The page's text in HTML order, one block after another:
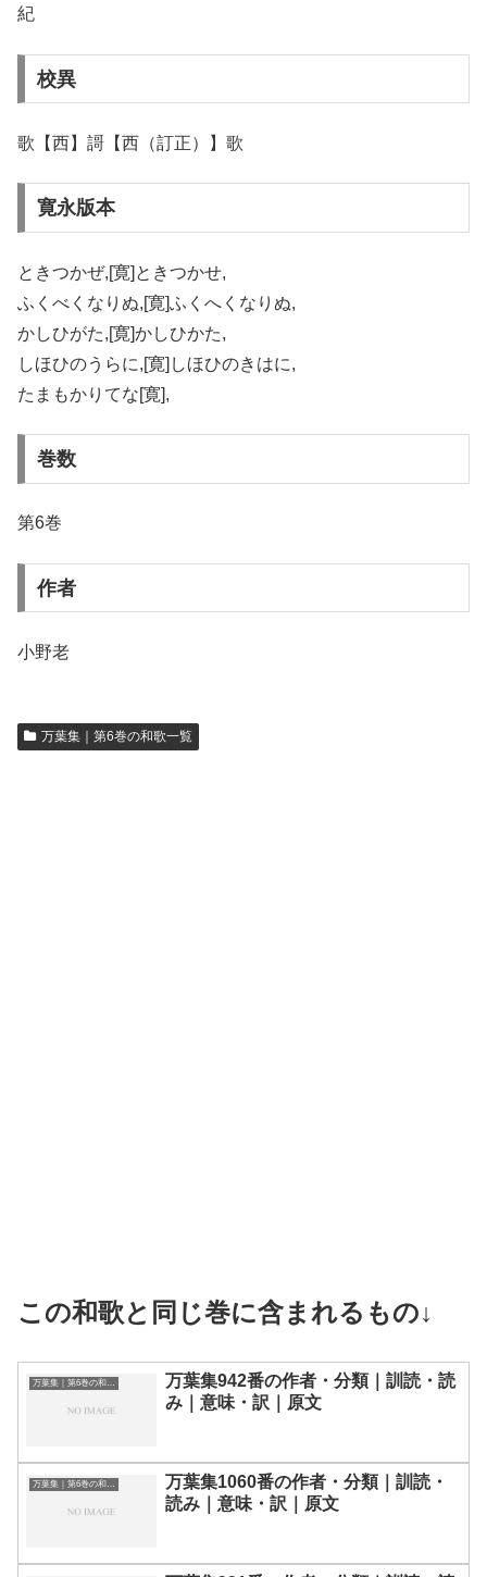
紀
校異
歌【西】謌【西（訂正）】歌
寛永版本
ときつかぜ,[寛]ときつかせ,
ふくべくなりぬ,[寛]ふくへくなりぬ,
かしひがた,[寛]かしひかた,
しほひのうらに,[寛]しほひのきはに,
たまもかりてな[寛],
巻数
第6巻
作者
小野老
万葉集｜第6巻の和歌一覧
この和歌と同じ巻に含まれるもの↓
万葉集942番の作者・分類｜訓読・読
み｜意味・訳｜原文
万葉集｜第6巻の和歌一覧
万葉集1060番の作者・分類｜訓読・
読み｜意味・訳｜原文